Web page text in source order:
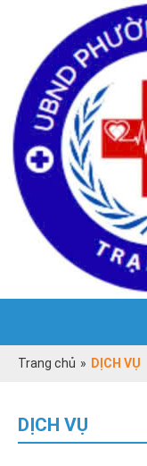
Trang chủ » DỊCH VỤ
DỊCH VỤ